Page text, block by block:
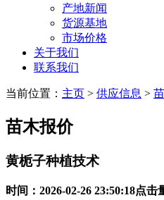
产地新闻
货源基地
市场价格
关于我们
联系我们
当前位置： 主页 > 供应信息 >
苗木报价
黄栀子种植技术
时间： 2026-02-26 23:50:18点击